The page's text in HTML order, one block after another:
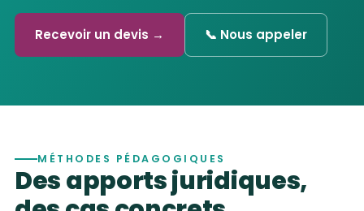
Recevoir un devis → 📞 Nous appeler
MÉTHODES PÉDAGOGIQUES
Des apports juridiques,